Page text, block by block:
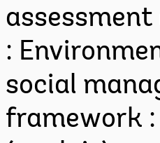
assessment
:
social
framework :